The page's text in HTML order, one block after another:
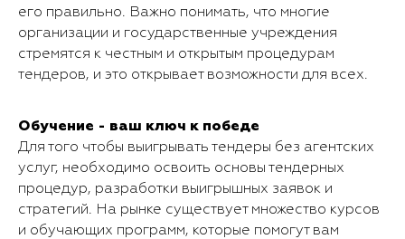
его правильно. Важно понимать, что многие
организации и государственные учреждения
стремятся к честным и открытым процедурам
тендеров, и это открывает возможности для всех.
Обучение - ваш ключ к победе
Для того чтобы выигрывать тендеры без агентских
услуг, необходимо освоить основы тендерных
процедур, разработки выигрышных заявок и
стратегий. На рынке существует множество курсов
и обучающих программ, которые помогут вам